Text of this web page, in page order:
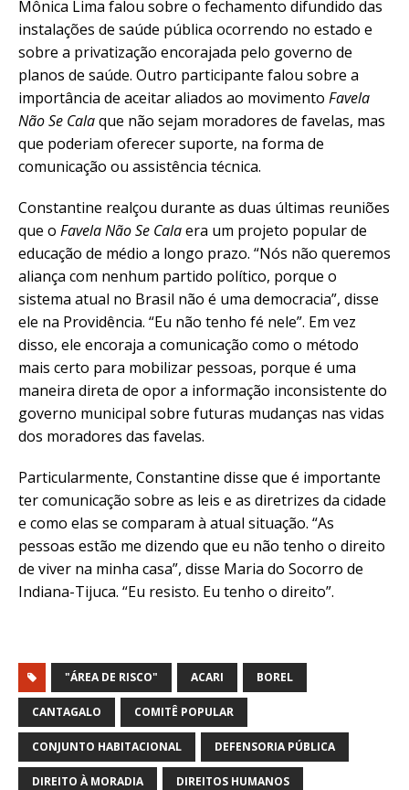
Mônica Lima falou sobre o fechamento difundido das
instalações de saúde pública ocorrendo no estado e
sobre a privatização encorajada pelo governo de
planos de saúde. Outro participante falou sobre a
importância de aceitar aliados ao movimento Favela
Não Se Calaque não sejam moradores de favelas, mas
que poderiam oferecer suporte, na forma de
comunicação ou assistência técnica.
Constantine realçou durante as duas últimas reuniões
que o Favela Não Se Calaera um projeto popular de
educação de médio a longo prazo. “Nós não queremos
aliança com nenhum partido político, porque o
sistema atual no Brasil não é uma democracia”, disse
ele na Providência. “Eu não tenho fé nele”. Em vez
disso, ele encoraja a comunicação como o método
mais certo para mobilizar pessoas, porque é uma
maneira direta de opor a informação inconsistente do
governo municipal sobre futuras mudanças nas vidas
dos moradores das favelas.
Particularmente, Constantine disse que é importante
ter comunicação sobre as leis e as diretrizes da cidade
e como elas se comparam à atual situação. “As
pessoas estão me dizendo que eu não tenho o direito
de viver na minha casa”, disse Maria do Socorro de
Indiana-Tijuca. “Eu resisto. Eu tenho o direito”.
"ÁREA DE RISCO" ACARI BOREL
CANTAGALO COMITÊ POPULAR
CONJUNTO HABITACIONAL DEFENSORIA PÚBLICA
DIREITO À MORADIA DIREITOS HUMANOS